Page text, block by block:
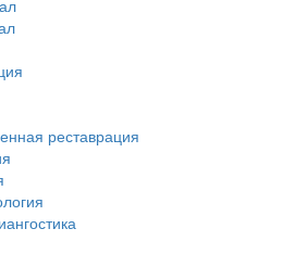
реставрация